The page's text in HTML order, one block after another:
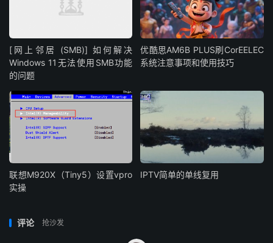
[网上邻居 (SMB)] 如何解决
Windows 11无法使用SMB功能
的问题
优酷思AM6B PLUS刷CorEELEC
系统注意事项和使用技巧
联想M920X（Tiny5）设置vpro
实操
IPTV简单的单线复用
评论 抢沙发